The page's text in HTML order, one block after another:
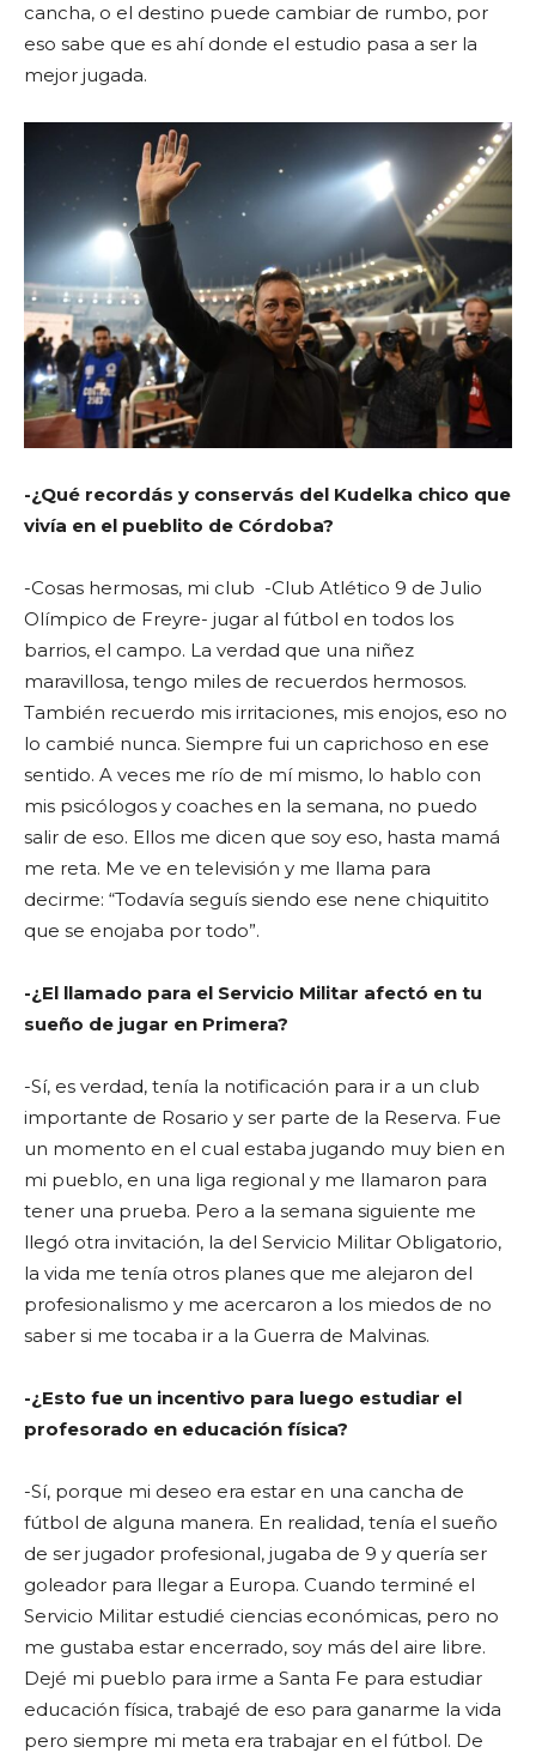
cancha, o el destino puede cambiar de rumbo, por
eso sabe que es ahí donde el estudio pasa a ser la
mejor jugada.
-¿Qué recordás y conservás del Kudelka chico que
vivía en el pueblito de Córdoba?
-Cosas hermosas, mi club -Club Atlético 9 de Julio
Olímpico de Freyre- jugar al fútbol en todos los
barrios, el campo. La verdad que una niñez
maravillosa, tengo miles de recuerdos hermosos.
También recuerdo mis irritaciones, mis enojos, eso no
lo cambié nunca. Siempre fui un caprichoso en ese
sentido. A veces me río de mí mismo, lo hablo con
mis psicólogos y coaches en la semana, no puedo
salir de eso. Ellos me dicen que soy eso, hasta mamá
me reta. Me ve en televisión y me llama para
decirme: “Todavía seguís siendo ese nene chiquitito
que se enojaba por todo”.
-¿El llamado para el Servicio Militar afectó en tu
sueño de jugar en Primera?
-Sí, es verdad, tenía la notificación para ir a un club
importante de Rosario y ser parte de la Reserva. Fue
un momento en el cual estaba jugando muy bien en
mi pueblo, en una liga regional y me llamaron para
tener una prueba. Pero a la semana siguiente me
llegó otra invitación, la del Servicio Militar Obligatorio,
la vida me tenía otros planes que me alejaron del
profesionalismo y me acercaron a los miedos de no
saber si me tocaba ir a la Guerra de Malvinas.
-¿Esto fue un incentivo para luego estudiar el
profesorado en educación física?
-Sí, porque mi deseo era estar en una cancha de
fútbol de alguna manera. En realidad, tenía el sueño
de ser jugador profesional, jugaba de 9 y quería ser
goleador para llegar a Europa. Cuando terminé el
Servicio Militar estudié ciencias económicas, pero no
me gustaba estar encerrado, soy más del aire libre.
Dejé mi pueblo para irme a Santa Fe para estudiar
educación física, trabajé de eso para ganarme la vida
pero siempre mi meta era trabajar en el fútbol. De